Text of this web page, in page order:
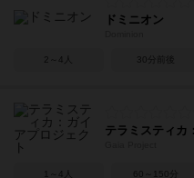
ドミニオン
2～4人 30分前後
テラミスティカ
1～4人 60～150分